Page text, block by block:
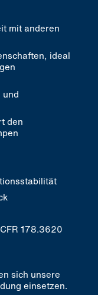
mit anderen
ideal
den
178.3620
sich unsere
einsetzen.